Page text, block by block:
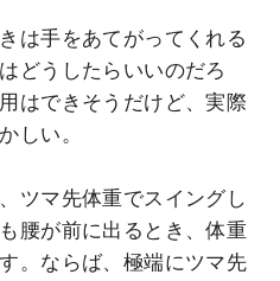
は手をあてがってくれる
どうしたらいいのだろ
はできそうだけど、実際
しい。
ツマ先体重でスイングし
腰が前に出るとき、体重
。ならば、極端にツマ先